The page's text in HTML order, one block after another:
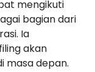
mengikuti
bagian dari
Ia
akan
masa depan.